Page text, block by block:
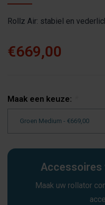
Rollz Air: stabiel en
€669,00
Maak een keuze:
Accessoires
Maak uw rollator